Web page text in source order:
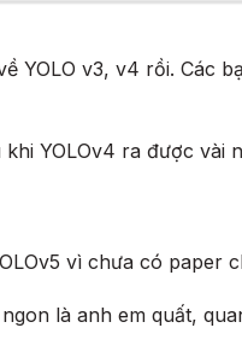
YOLO v3, v4 rồi. Các
YOLOv4 ra được vài
vì chưa có paper
là anh em quất,